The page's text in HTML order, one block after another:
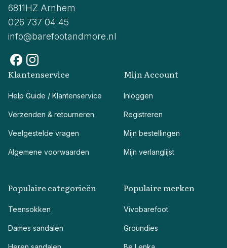
6811HZ Arnhem
026 737 04 45
info@barefootandmore.nl
Klantenservice
Help Guide / Klantenservice
Verzenden & retourneren
Veelgestelde vragen
Algemene voorwaarden
Mijn Account
Inloggen
Registreren
Mijn bestellingen
Mijn verlanglijst
Populaire categorieën
Teensokken
Dames sandalen
Populaire merken
Vivobarefoot
Groundies